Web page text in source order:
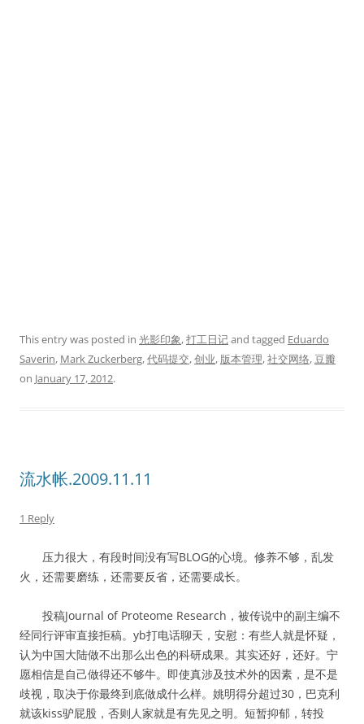
This entry was posted in 光影印象,打工日记and tagged Eduardo
Saverin, Mark Zuckerberg,代码提交,创业, 版本管理,社交网络,豆瓣
on January 17, 2012.
流水帐.2009.11.11
1 Reply
压力很大，有段时间没有写BLOG的心境。修养不够，乱发
火，还需要磨练，还需要反省，还需要成长。
投稿Journal of Proteome Research，被传说中的副主编不
经同行评审直接拒稿。yb打电话聊天，安慰：有些人就是怀疑，
认为中国大陆做不出那么出色的科研成果。其实还好，还好。宁
愿相信是自己做得还不够牛。即使真涉及技术外的因素，是不是
歧视，取决于你最终到底做成什么样。姚明得分超过30，巴克利
就该kiss驴屁股，否则人家就是有先见之明。短暂抑郁，转投